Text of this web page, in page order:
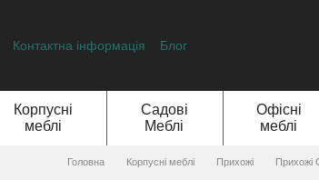
Контактна інформація Блог
Корпусні
меблі
Садові
Меблі
Офісні
меблі
Головна Корпусні меблі Прихожі Прихожі